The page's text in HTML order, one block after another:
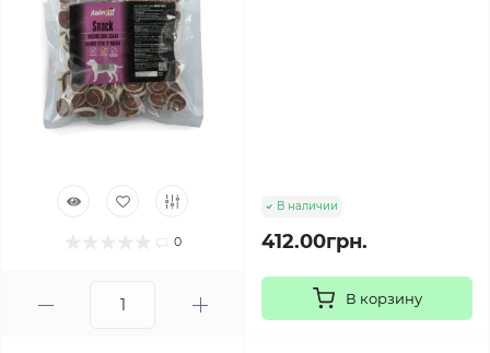
0
В наличии
412.00грн.
В корзину